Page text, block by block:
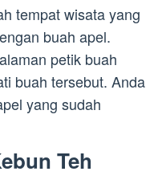
tempat wisata yang
buah apel.
petik buah
buah tersebut. Anda
yang sudah
Teh